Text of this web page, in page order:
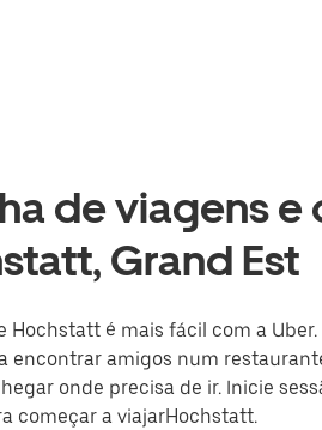
de viagens
Grand Est
Hochstatt é mais fácil com a
encontrar amigos num
onde precisa de ir. Inicie
começar a viajarHochstatt.